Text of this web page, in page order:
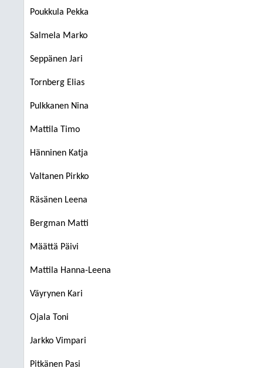
Poukkula Pekka
Salmela Marko
Seppänen Jari
Tornberg Elias
Pulkkanen Nina
Mattila Timo
Hänninen Katja
Valtanen Pirkko
Räsänen Leena
Bergman Matti
Määttä Päivi
Mattila Hanna-Leena
Väyrynen Kari
Ojala Toni
Jarkko Vimpari
Pitkänen Pasi